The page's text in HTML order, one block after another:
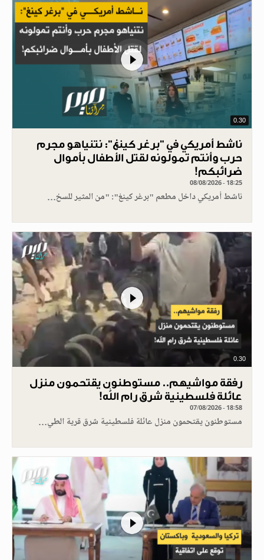
0.30
ناشط أمريكي في "برغر كينغ": نتنياهو مجرم
حرب وأنتم تمولونه لقتل الأطفال بأموال
ضرائبكم!
08/08/2026 - 18:25
ناشط أمريكي داخل مطعم "برغر كينغ": "من المثير للسخ…
0.30
رفقة مواشيهم.. مستوطنون يقتحمون منزل
عائلة فلسطينية شرق رام الله!
07/08/2026 - 18:58
مستوطنون يقتحمون منزل عائلة فلسطينية شرق قرية الطي…